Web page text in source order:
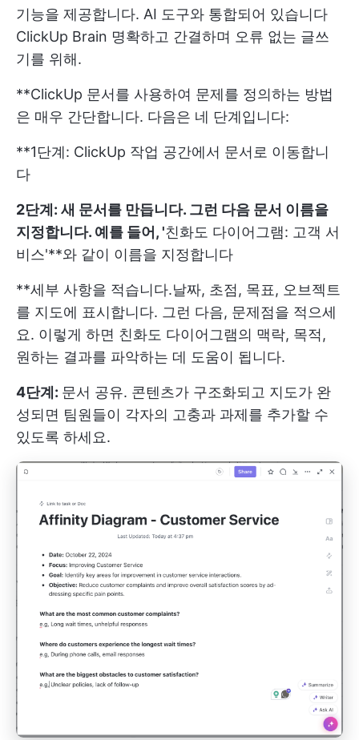
기능을 제공합니다. AI 도구와 통합되어 있습니다
ClickUp Brain 명확하고 간결하며 오류 없는 글쓰
기를 위해.
**ClickUp 문서를 사용하여 문제를 정의하는 방법
은 매우 간단합니다. 다음은 네 단계입니다:
**1단계: ClickUp 작업 공간에서 문서로 이동합니
다
2단계: 새 문서를 만듭니다. 그런 다음 문서 이름을
지정합니다. 예를 들어, '친화도 다이어그램: 고객 서
비스'**와 같이 이름을 지정합니다
**세부 사항을 적습니다.날짜, 초점, 목표, 오브젝트
를 지도에 표시합니다. 그런 다음, 문제점을 적으세
요. 이렇게 하면 친화도 다이어그램의 맥락, 목적,
원하는 결과를 파악하는 데 도움이 됩니다.
4단계: 문서 공유. 콘텐츠가 구조화되고 지도가 완
성되면 팀원들이 각자의 고충과 과제를 추가할 수
있도록 하세요.